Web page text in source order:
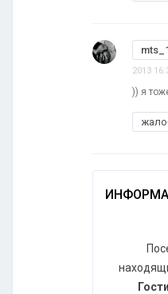
2013
)) я
Гости